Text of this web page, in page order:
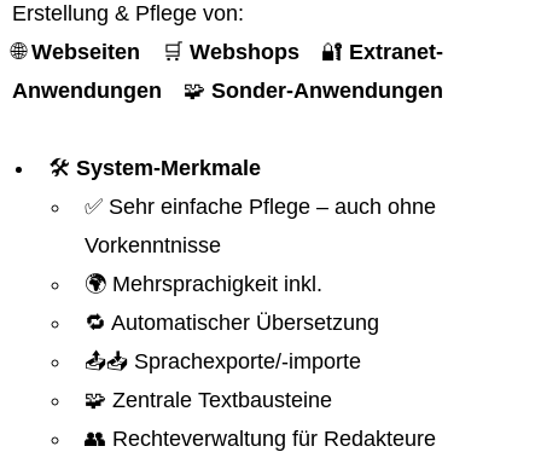
Erstellung & Pflege von:
🌐Webseiten 🛒 Webshops 🔐 Extranet-
Anwendungen 🧩 Sonder-Anwendungen
🛠️ System-Merkmale
✅ Sehr einfache Pflege – auch ohne
Vorkenntnisse
🌍 Mehrsprachigkeit inkl.
🔁 Automatischer Übersetzung
📤📥 Sprachexporte/-importe
🧩 Zentrale Textbausteine
👥 Rechteverwaltung für Redakteure